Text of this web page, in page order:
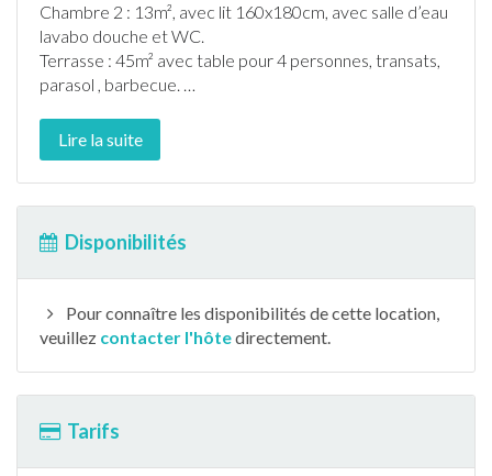
Chambre 2 : 13m², avec lit 160x180cm, avec salle d’eau
lavabo douche et WC.
Terrasse : 45m² avec table pour 4 personnes, transats,
parasol , barbecue. …
Lire la suite
Disponibilités
Pour connaître les disponibilités de cette location,
veuillez contacter l'hôtedirectement.
Tarifs